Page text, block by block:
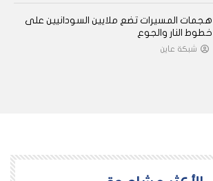
هجمات المسيرات تضع ملايين السودانيين على
خطوط النار والجوع
شبكة عاين